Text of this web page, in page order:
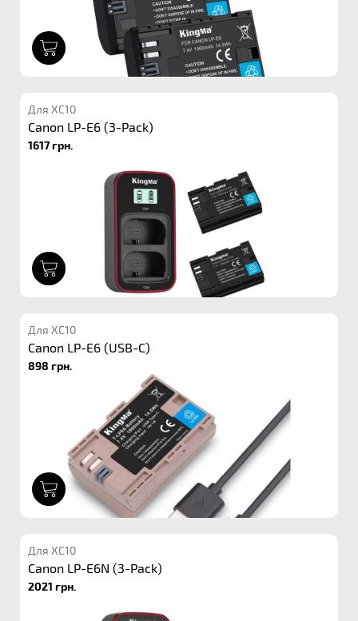
Для XC10
Canon LP-E6 (3-Pack)
1617 грн.
Для XC10
Canon LP-E6 (USB-C)
898 грн.
Для XC10
Canon LP-E6N (3-Pack)
2021 грн.